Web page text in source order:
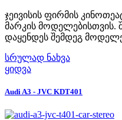
ჯეივისის ფირმის
მარკის მოდელებისთვის.
დაყენდეს შემდეგ
სრულად ნახვა
ყიდვა
Audi A3 - JVC KDT401